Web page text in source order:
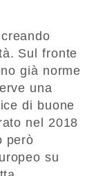
Sul fronte
già norme
una
di buone
nel 2018
però
su